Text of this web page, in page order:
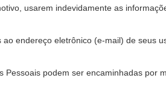
usarem indevidamente as
endereço eletrônico (e-mail) de seus
podem ser encaminhadas por